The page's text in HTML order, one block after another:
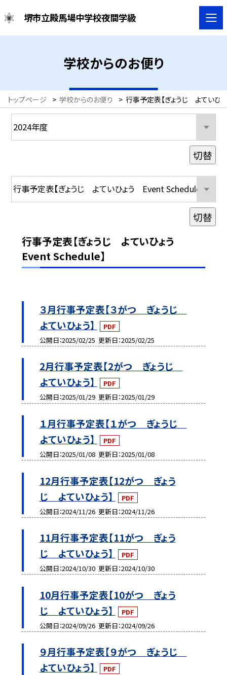
堺市立殿馬場中学校夜間学級
学校からのお便り
トップページ > 学校からのお便り > 行事予定表【ぎょうじ よてい
行事予定表【ぎょうじ よていひょう
Event Schedule】
３月行事予定表【３がつ ぎょうじ
よていひょう】
PDF
公開日 2025/02/25 更新日 2025/02/25
2月行事予定表【2がつ ぎょうじ
よていひょう】
PDF
公開日 2025/01/29 更新日 2025/01/29
１月行事予定表【１がつ ぎょうじ
よていひょう】
PDF
公開日 2025/01/08 更新日 2025/01/08
12月行事予定表【12がつ ぎょう
じ よていひょう】
PDF
公開日 2024/11/26 更新日 2024/11/26
11月行事予定表【11がつ ぎょう
じ よていひょう】
PDF
公開日 2024/10/30 更新日 2024/10/30
10月行事予定表【10がつ ぎょう
じ よていひょう】
PDF
公開日 2024/09/26 更新日 2024/09/26
９月行事予定表【９がつ ぎょうじ
よていひょう】
PDF
切替
切替